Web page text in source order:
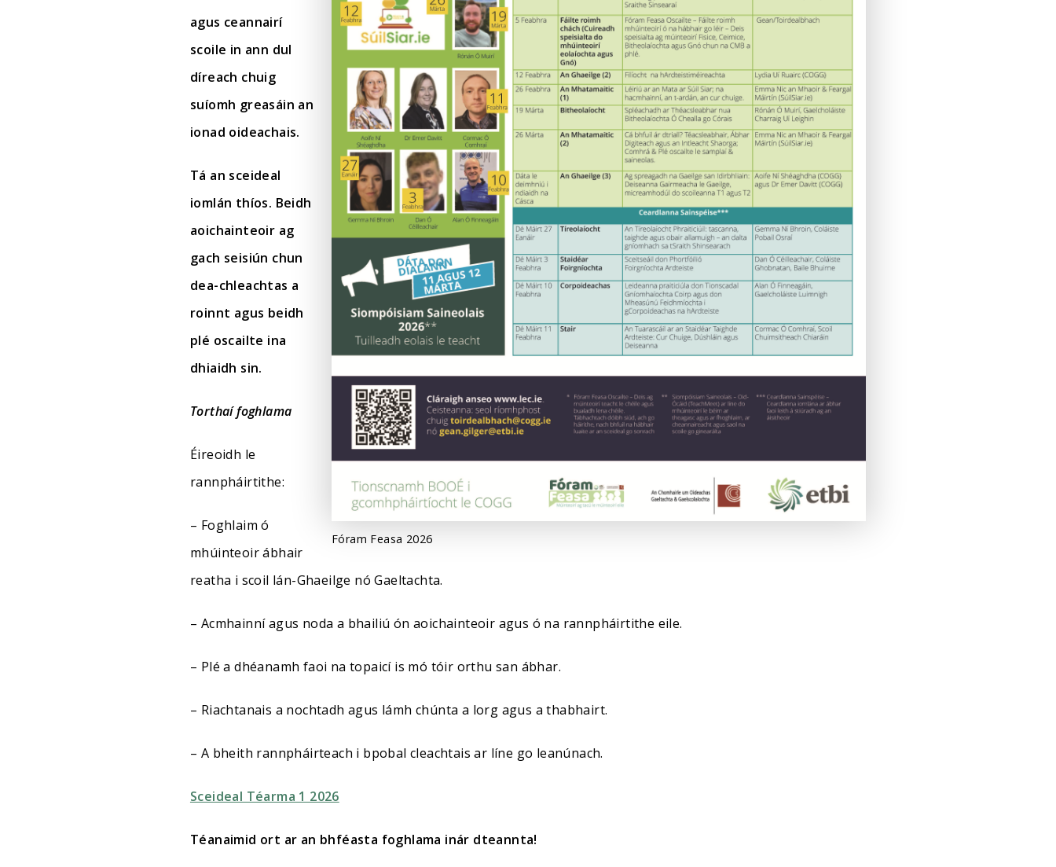
Fóram Feasa 2026
agus ceannairí
scoile in ann dul
díreach chuig
suíomh greasáin an
ionad oideachais.
Tá an sceideal
iomlán thíos. Beidh
aoichainteoir ag
gach seisiún chun
dea-chleachtas a
roinnt agus beidh
plé oscailte ina
dhiaidh sin.
Torthaí foghlama
Éireoidh le
rannpháirtithe:
– Foghlaim ó
mhúinteoir ábhair
reatha i scoil lán-Ghaeilge nó Gaeltachta.
– Acmhainní agus noda a bhailiú ón aoichainteoir agus ó na rannpháirtithe eile.
– Plé a dhéanamh faoi na topaicí is mó tóir orthu san ábhar.
– Riachtanais a nochtadh agus lámh chúnta a lorg agus a thabhairt.
– A bheith rannpháirteach i bpobal cleachtais ar líne go leanúnach.
Sceideal Téarma 1 2026
Téanaimid ort ar an bhféasta foghlama inár dteannta!